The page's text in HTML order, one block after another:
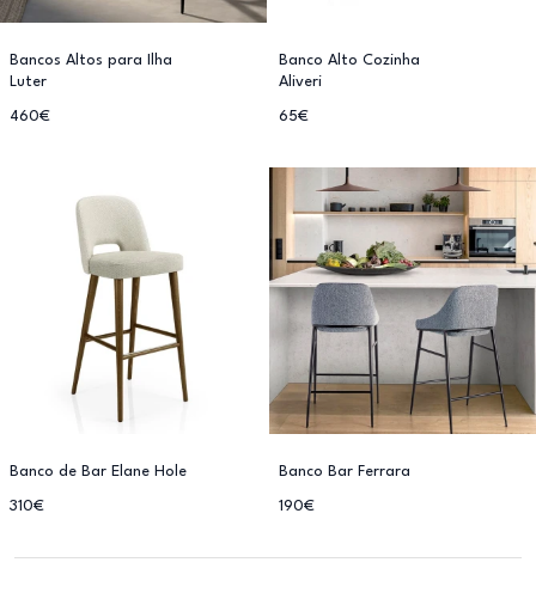
Bancos Altos para Ilha
Luter
460€
Banco Alto Cozinha
Aliveri
65€
Banco de Bar Elane Hole
310€
Banco Bar Ferrara
190€